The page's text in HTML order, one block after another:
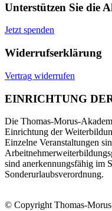
Unterstützen Sie die
Jetzt spenden
Widerrufserklärung
Vertrag widerrufen
EINRICHTUNG
Die Thomas-Morus-
Einrichtung der
Einzelne Veranstaltungen
sind anerkennungsfähig im
Sonderurlaubsverordnung.
© Copyright Thomas-